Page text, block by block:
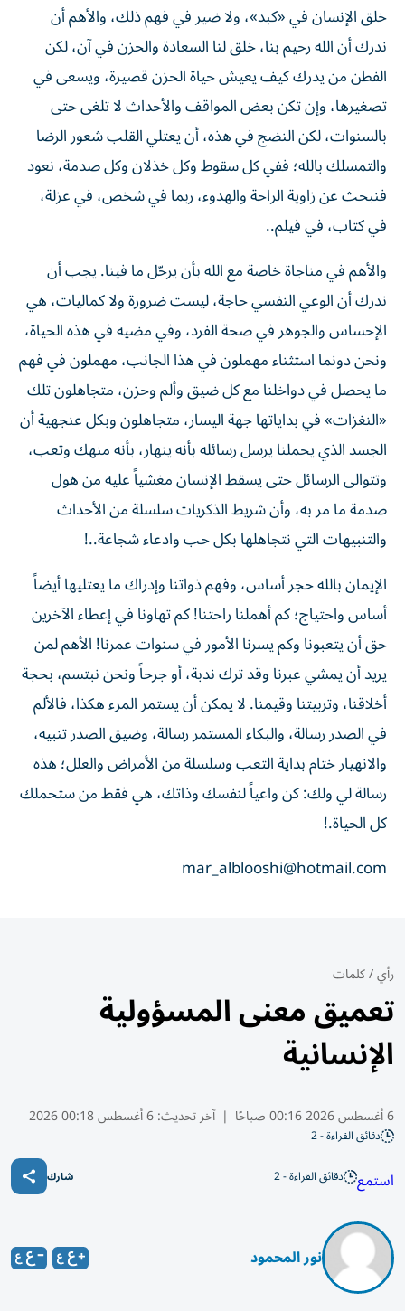
خلق الإنسان في «كبد»، ولا ضير في فهم ذلك، والأهم أن
ندرك أن الله رحيم بنا، خلق لنا السعادة والحزن في آن، لكن
الفطن من يدرك كيف يعيش حياة الحزن قصيرة، ويسعى في
تصغيرها، وإن تكن بعض المواقف والأحداث لا تلغى حتى
بالسنوات، لكن النضج في هذه، أن يعتلي القلب شعور الرضا
والتمسلك بالله؛ ففي كل سقوط وكل خذلان وكل صدمة، نعود
فنبحث عن زاوية الراحة والهدوء، ربما في شخص، في عزلة،
في كتاب، في فيلم..
والأهم في مناجاة خاصة مع الله بأن يرحّل ما فينا. يجب أن
ندرك أن الوعي النفسي حاجة، ليست ضرورة ولا كماليات، هي
الإحساس والجوهر في صحة الفرد، وفي مضيه في هذه الحياة،
ونحن دونما استثناء مهملون في هذا الجانب، مهملون في فهم
ما يحصل في دواخلنا مع كل ضيق وألم وحزن، متجاهلون تلك
«النغزات» في بداياتها جهة اليسار، متجاهلون وبكل عنجهية أن
الجسد الذي يحملنا يرسل رسائله بأنه ينهار، بأنه منهك وتعب،
وتتوالى الرسائل حتى يسقط الإنسان مغشياً عليه من هول
صدمة ما مر به، وأن شريط الذكريات سلسلة من الأحداث
والتنبيهات التي نتجاهلها بكل حب وادعاء شجاعة..!
الإيمان بالله حجر أساس، وفهم ذواتنا وإدراك ما يعتليها أيضاً
أساس واحتياج؛ كم أهملنا راحتنا! كم تهاونا في إعطاء الآخرين
حق أن يتعبونا وكم يسرنا الأمور في سنوات عمرنا! الأهم لمن
يريد أن يمشي عبرنا وقد ترك ندبة، أو جرحاً ونحن نبتسم، بحجة
أخلاقنا، وتربيتنا وقيمنا. لا يمكن أن يستمر المرء هكذا، فالألم
في الصدر رسالة، والبكاء المستمر رسالة، وضيق الصدر تنبيه،
والانهيار ختام بداية التعب وسلسلة من الأمراض والعلل؛ هذه
رسالة لي ولك: كن واعياً لنفسك وذاتك، هي فقط من ستحملك
كل الحياة.!
mar_alblooshi@hotmail.com
رأي/كلمات
تعميق معنى المسؤولية
الإنسانية
6 أغسطس 2026 00:16 صباحًا | آخر تحديث:6 أغسطس 00:18 2026
دقائق القراءة - 2
استمع دقائق القراءة - 2 شارك
نور المحمود